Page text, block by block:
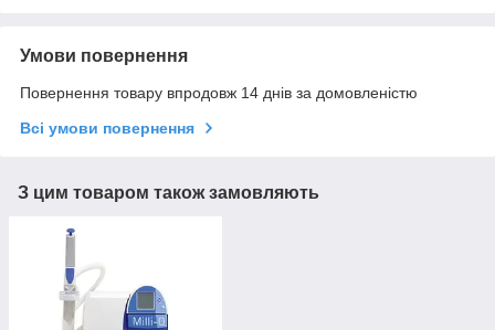
Умови повернення
Повернення товару впродовж 14 днів за домовленістю
Всі умови повернення
З цим товаром також замовляють